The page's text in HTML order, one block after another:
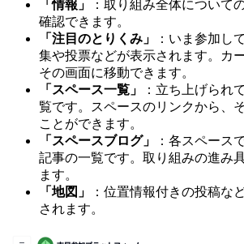
「情報」
：取り組み全体について
確認できます。
「注目のとりくみ」
：いま参加し
集や投票などが表示されます。カ
その画面に移動できます。
「スペース一覧」
：立ち上げられ
覧です。スペースのリンクから、
ことができます。
「スペースブログ」
：各スペース
記事の一覧です。取り組みの進み
ます。
「地図」
：位置情報付きの投稿な
されます。